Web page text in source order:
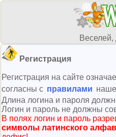
Веселей,
Регистрация
Регистрация на сайте
согласны с правилами
Длина логина и пароля
Логин и пароль не должны
В полях логин и пароль
символы латинского